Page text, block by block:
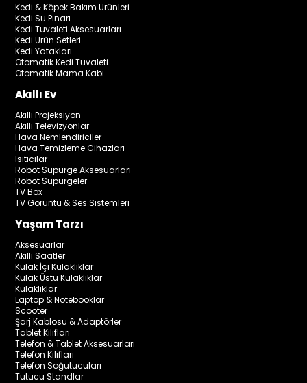
Kedi & Köpek Bakım Ürünleri
Kedi Su Pınarı
Kedi Tuvaleti Aksesuarları
Kedi Ürün Setleri
Kedi Yatakları
Otomatik Kedi Tuvaleti
Otomatik Mama Kabı
Akıllı Ev
Akıllı Projeksiyon
Akıllı Televizyonlar
Hava Nemlendiriciler
Hava Temizleme Cihazları
Isıtıcılar
Robot Süpürge Aksesuarları
Robot Süpürgeler
TV Box
TV Görüntü & Ses Sistemleri
Yaşam Tarzı
Aksesuarlar
Akıllı Saatler
Kulak İçi Kulaklıklar
Kulak Üstü Kulaklıklar
Kulaklıklar
Laptop & Notebooklar
Scooter
Şarj Kablosu & Adaptörler
Tablet Kılıfları
Telefon & Tablet Aksesuarları
Telefon Kılıfları
Telefon Soğutucuları
Tutucu Standlar